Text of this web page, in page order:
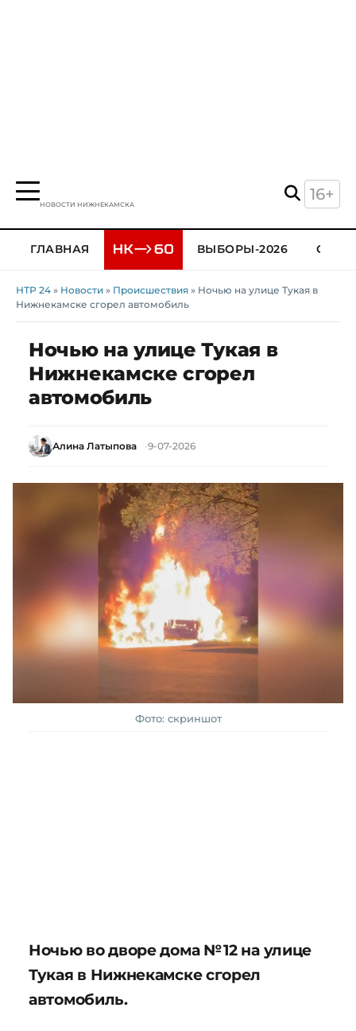
НОВОСТИ НИЖНЕКАМСКА
16+
ГЛАВНАЯ ВЫБОРЫ-2026
НТР 24 » Новости » Происшествия » Ночью на улице Тукая в
Нижнекамске сгорел автомобиль
Ночью на улице Тукая в
Нижнекамске сгорел
автомобиль
Алина Латыпова 9-07-2026
Фото: скриншот
Ночью во дворе дома № 12 на улице
Тукая в Нижнекамске сгорел
автомобиль.